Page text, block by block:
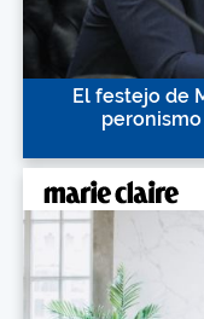
El festejo de